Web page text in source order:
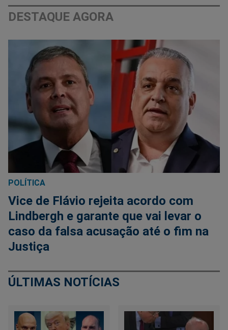
DESTAQUE AGORA
POLÍTICA
Vice de Flávio rejeita acordo com
Lindbergh e garante que vai levar o
caso da falsa acusação até o fim na
Justiça
ÚLTIMAS NOTÍCIAS